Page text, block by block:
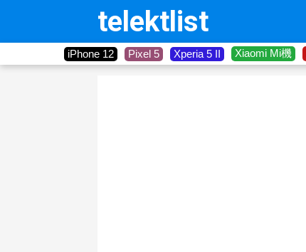
telektlist
iPhone 12 Pixel 5 Xperia 5 II Xiaomi Mi機